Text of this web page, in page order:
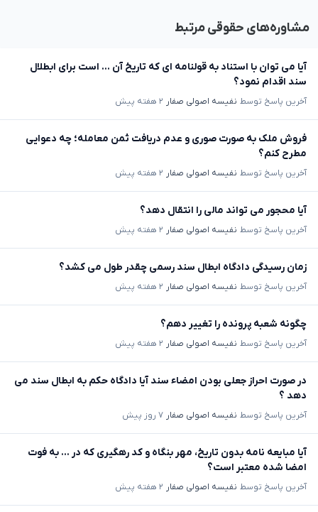
مشاوره‌های حقوقی مرتبط
آیا می توان با استناد به قولنامه ای که تاریخ آن ... است برای ابطلال
سند اقدام نمود؟
آخرین پاسخ توسط نفیسه اصولی صفار ۲ هفته پیش
فروش ملک به صورت صوری و عدم دریافت ثمن معامله؛ چه دعوایی
مطرح کنم؟
آخرین پاسخ توسط نفیسه اصولی صفار ۲ هفته پیش
آیا محجور می تواند مالی را انتقال دهد؟
آخرین پاسخ توسط نفیسه اصولی صفار ۲ هفته پیش
زمان رسیدگی دادگاه ابطال سند رسمی چقدر طول می کشد؟
آخرین پاسخ توسط نفیسه اصولی صفار ۲ هفته پیش
چگونه شعبه پرونده را تغییر دهم؟
آخرین پاسخ توسط نفیسه اصولی صفار ۲ هفته پیش
در صورت احراز جعلی بودن امضاء سند آیا دادگاه حکم به ابطال سند می
دهد ؟
آخرین پاسخ توسط نفیسه اصولی صفار ۷ روز پیش
آیا مبایعه نامه بدون تاریخ، مهر بنگاه و کد رهگیری که در ... به فوت
امضا شده معتبر است؟
آخرین پاسخ توسط نفیسه اصولی صفار ۲ هفته پیش